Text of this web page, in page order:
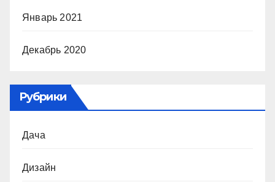
Январь 2021
Декабрь 2020
Рубрики
Дача
Дизайн